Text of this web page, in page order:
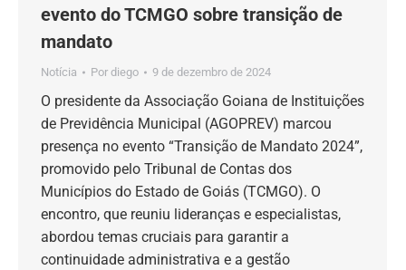
evento do TCMGO sobre transição de
mandato
Notícia Por diego 9 de dezembro de 2024
O presidente da Associação Goiana de Instituições
de Previdência Municipal (AGOPREV) marcou
presença no evento “Transição de Mandato 2024”,
promovido pelo Tribunal de Contas dos
Municípios do Estado de Goiás (TCMGO). O
encontro, que reuniu lideranças e especialistas,
abordou temas cruciais para garantir a
continuidade administrativa e a gestão